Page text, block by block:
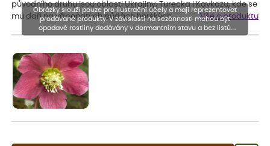
původního druhu jsou oblasti Ukrajiny, Turecka i Kavkazu, kde se
mu daří na vápenatých půdách horských…
Vše o produktu
Obrázky slouží pouze pro ilustrační účely a mají reprezentovat
prodávané produkty. V závislosti na sezónnosti mohou být
opadavé rostliny dodávány v dormantním stavu a bez listů.
Rostliny mohou být také sestřiženy níže, než je uvedená výška,